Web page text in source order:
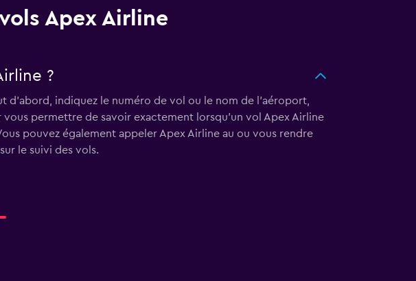
Apex Airline
?
d'abord, indiquez le numéro de vol ou le nom de l'aéroport,
permettre de savoir exactement lorsqu'un vol Apex Airline
pouvez également appeler Apex Airline au ou vous rendre
le suivi des vols.